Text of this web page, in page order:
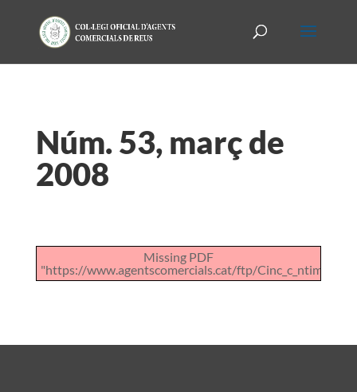
Núm. 53, març de
2008
Missing PDF
"https://www.agentscomercials.cat/ftp/